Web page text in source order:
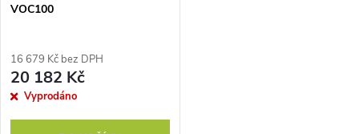
VOC100
16 679 Kč bez DPH
20 182 Kč
Vyprodáno